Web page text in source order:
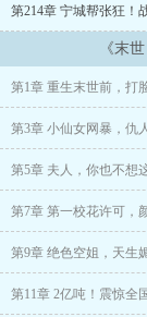
缺水？他直接收了
天天吃五星级大餐
接取出核武器！
女神：主人，让我
意用我全部财产，
多年以后再回首，
第214章 宁城帮张狂！
《末
第1章 重生末世前，打
第3章 小仙女网暴，仇
第5章 夫人，你也不想
第7章 第一校花许可，
第9章 绝色空姐，天生
第11章 2亿吨！震惊全